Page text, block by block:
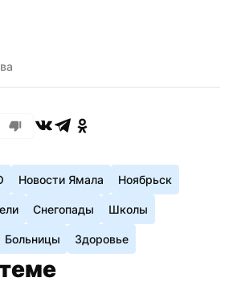
Новости Ямала Ноябрьск
Снегопады Школы
Больницы Здоровье